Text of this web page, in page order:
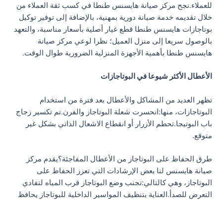
للعملاء.نجح مركز صيانة هايسنس طنطا في كسب ثقة العملاء من
خلال تقديمه خدمة صيانة دورية بمهنية، بالإضافة إلى توفير توكيل
بوتاجازات هايسنس طنطا قطع غيار أصلية بأسعار مناسبة، والتعهد
بالوصول سريعا إلى منزل العميل؛ نظرا لوعي مركز صيانة
هايسنس طنطا بأهمية الأجهزة المنزلية الضرورية طوال الوقت.
الأعطال الأكثر شيوعا في البوتاجازات
تظهر العديد من المشاكل والأعطال بعد فترة من استخدام
البوتاجازات، منها:انحسرت شعلة البوتاجاز والفرن.تم تكسير زجاج
باب البوتيجا.تحطم الأزرار أو انقطاع الاشعال الذاتي بشكل غير
متوقع.
طرق الحفاظ على البوتاجاز من الأعطال المفاجئة؟يقدم مركز
صيانة هايسنس لنا بعض الإرشادات التي تعزز الحفاظ على
البوتاجاز، وهي كالتالي:تجنب وضع البوتاجاز قرب المياه لتفادي
التعرض للصدأ.العناية بتنظيف المواسير الداخلية للبوتاجاز يحافظ